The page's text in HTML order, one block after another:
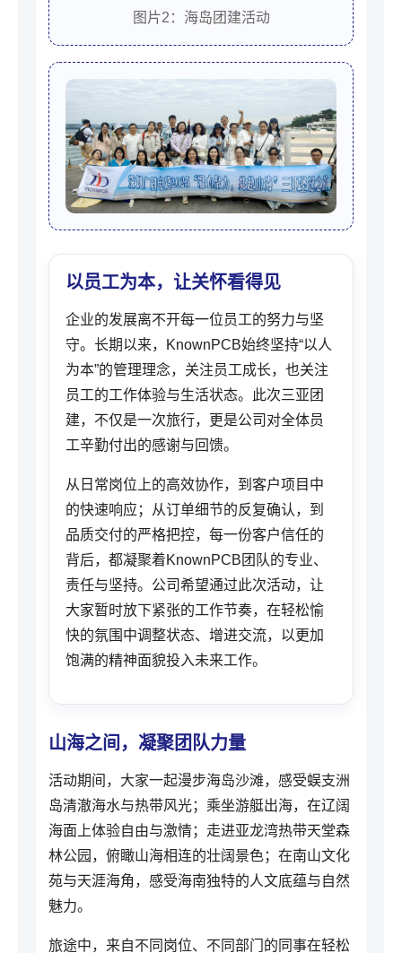
图片2：海岛团建活动
以员工为本，让关怀看得见
企业的发展离不开每一位员工的努力与坚
守。长期以来，KnownPCB始终坚持“以人
为本”的管理理念，关注员工成长，也关注
员工的工作体验与生活状态。此次三亚团
建，不仅是一次旅行，更是公司对全体员
工辛勤付出的感谢与回馈。
从日常岗位上的高效协作，到客户项目中
的快速响应；从订单细节的反复确认，到
品质交付的严格把控，每一份客户信任的
背后，都凝聚着KnownPCB团队的专业、
责任与坚持。公司希望通过此次活动，让
大家暂时放下紧张的工作节奏，在轻松愉
快的氛围中调整状态、增进交流，以更加
饱满的精神面貌投入未来工作。
山海之间，凝聚团队力量
活动期间，大家一起漫步海岛沙滩，感受蜈支洲
岛清澈海水与热带风光；乘坐游艇出海，在辽阔
海面上体验自由与激情；走进亚龙湾热带天堂森
林公园，俯瞰山海相连的壮阔景色；在南山文化
苑与天涯海角，感受海南独特的人文底蕴与自然
魅力。
旅途中，来自不同岗位、不同部门的同事在轻松